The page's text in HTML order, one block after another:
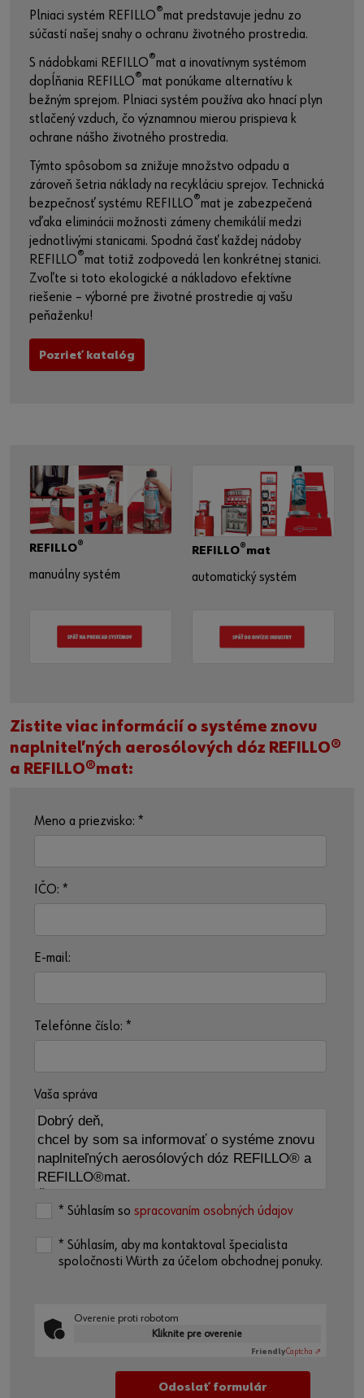
Plniaci systém REFILLO®mat predstavuje jednu zo
súčastí našej snahy o ochranu životného prostredia.
S nádobkami REFILLO®mat a inovatívnym systémom
dopĺňania REFILLO®mat ponúkame alternatívu k
bežným sprejom. Plniaci systém používa ako hnací plyn
stlačený vzduch, čo významnou mierou prispieva k
ochrane nášho životného prostredia.
Týmto spôsobom sa znižuje množstvo odpadu a
zároveň šetria náklady na recykláciu sprejov. Technická
bezpečnosť systému REFILLO®mat je zabezpečená
vďaka eliminácii možnosti zámeny chemikálií medzi
jednotlivými stanicami. Spodná časť každej nádoby
REFILLO®mat totiž zodpovedá len konkrétnej stanici.
Zvoľte si toto ekologické a nákladovo efektívne
riešenie – výborné pre životné prostredie aj vašu
peňaženku!
Pozrieť katalóg
REFILLO®
manuálny systém
REFILLO®mat
automatický systém
Zistite viac informácií o systéme znovu
naplniteľných aerosólových dóz REFILLO®
a REFILLO®mat:
Meno a priezvisko: *
IČO: *
E-mail:
Telefónne číslo: *
Vaša správa
* Súhlasím so spracovaním osobných údajov
* Súhlasím, aby ma kontaktoval špecialista
spoločnosti Würth za účelom obchodnej ponuky.
Overenie proti robotom
Kliknite pre overenie
FriendlyCaptcha ⇗